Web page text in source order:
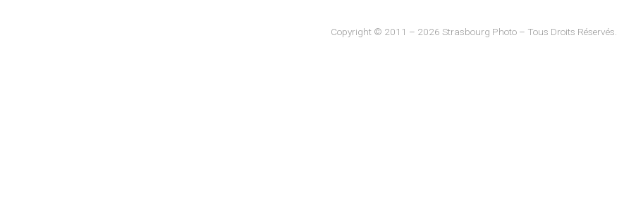
Copyright © 2011 – 2026 Strasbourg Photo – Tous Droits Réservés.